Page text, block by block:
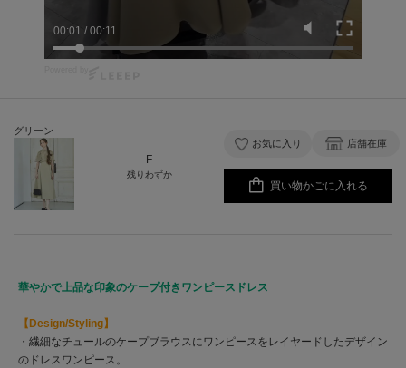
00:01 / 00:11
グリーン
F
残りわずか
お気に入り 店舗在庫
買い物かごに入れる
華やかで上品な印象のケープ付きワンピースドレス
【Design/Styling】
・繊細なチュールのケープブラウスにワンピースをレイヤードしたデザイン
のドレスワンピース。